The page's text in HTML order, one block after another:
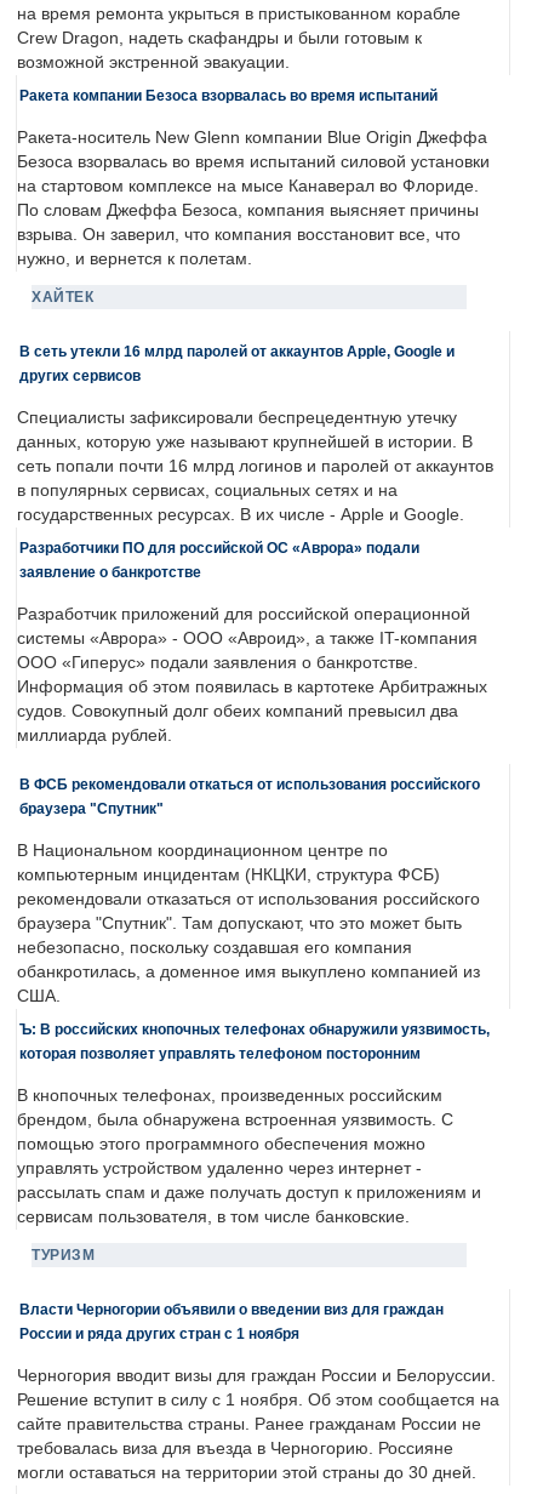
на время ремонта укрыться в пристыкованном корабле
Crew Dragon, надеть скафандры и были готовым к
возможной экстренной эвакуации.
Ракета компании Безоса взорвалась во время испытаний
Ракета-носитель New Glenn компании Blue Origin Джеффа
Безоса взорвалась во время испытаний силовой установки
на стартовом комплексе на мысе Канаверал во Флориде.
По словам Джеффа Безоса, компания выясняет причины
взрыва. Он заверил, что компания восстановит все, что
нужно, и вернется к полетам.
ХАЙТЕК
В сеть утекли 16 млрд паролей от аккаунтов Apple, Google и
других сервисов
Специалисты зафиксировали беспрецедентную утечку
данных, которую уже называют крупнейшей в истории. В
сеть попали почти 16 млрд логинов и паролей от аккаунтов
в популярных сервисах, социальных сетях и на
государственных ресурсах. В их числе - Apple и Google.
Разработчики ПО для российской ОС «Аврора» подали
заявление о банкротстве
Разработчик приложений для российской операционной
системы «Аврора» - ООО «Авроид», а также IT-компания
ООО «Гиперус» подали заявления о банкротстве.
Информация об этом появилась в картотеке Арбитражных
судов. Совокупный долг обеих компаний превысил два
миллиарда рублей.
В ФСБ рекомендовали откаться от использования российского
браузера "Спутник"
В Национальном координационном центре по
компьютерным инцидентам (НКЦКИ, структура ФСБ)
рекомендовали отказаться от использования российского
браузера "Спутник". Там допускают, что это может быть
небезопасно, поскольку создавшая его компания
обанкротилась, а доменное имя выкуплено компанией из
США.
Ъ: В российских кнопочных телефонах обнаружили уязвимость,
которая позволяет управлять телефоном посторонним
В кнопочных телефонах, произведенных российским
брендом, была обнаружена встроенная уязвимость. С
помощью этого программного обеспечения можно
управлять устройством удаленно через интернет -
рассылать спам и даже получать доступ к приложениям и
сервисам пользователя, в том числе банковские.
ТУРИЗМ
Власти Черногории объявили о введении виз для граждан
России и ряда других стран с 1 ноября
Черногория вводит визы для граждан России и Белоруссии.
Решение вступит в силу с 1 ноября. Об этом сообщается на
сайте правительства страны. Ранее гражданам России не
требовалась виза для въезда в Черногорию. Россияне
могли оставаться на территории этой страны до 30 дней.